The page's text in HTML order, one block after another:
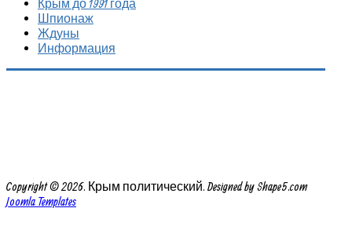
Крым до 1991 года
Шпионаж
Ждуны
Информация
Copyright © 2026. Крым политический. Designed by Shape5.com
Joomla Templates